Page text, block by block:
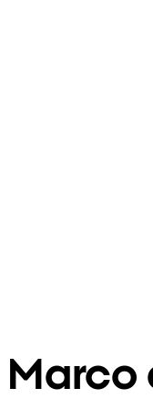
Marco